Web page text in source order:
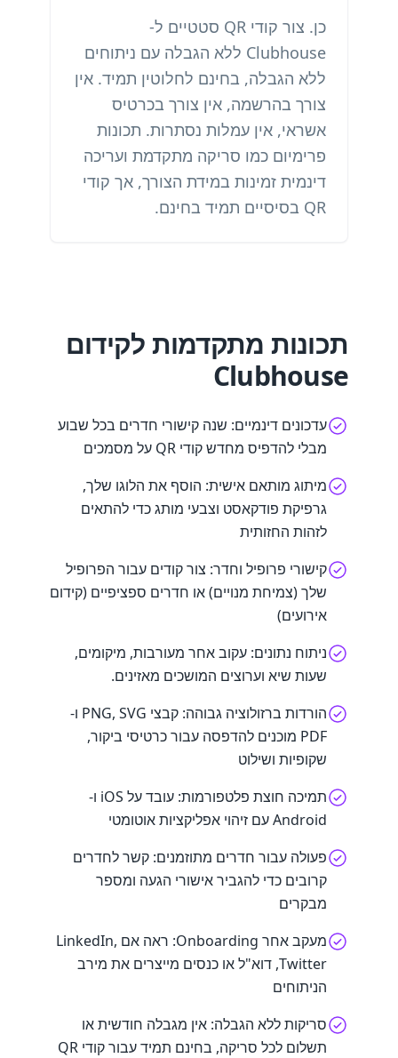
כן. צור קודי QR סטטיים ל-
Clubhouse ללא הגבלה עם ניתוחים
ללא הגבלה, בחינם לחלוטין תמיד. אין
צורך בהרשמה, אין צורך בכרטיס
אשראי, אין עמלות נסתרות. תכונות
פרימיום כמו סריקה מתקדמת ועריכה
דינמית זמינות במידת הצורך, אך קודי
QR בסיסיים תמיד בחינם.
תכונות מתקדמות לקידום
Clubhouse
עדכונים דינמיים: שנה קישורי חדרים בכל שבוע
מבלי להדפיס מחדש קודי QR על מסמכים
מיתוג מותאם אישית: הוסף את הלוגו שלך,
גרפיקת פודקאסט וצבעי מותג כדי להתאים
לזהות החזותית
קישורי פרופיל וחדר: צור קודים עבור הפרופיל
שלך (צמיחת מנויים) או חדרים ספציפיים (קידום
אירועים)
ניתוח נתונים: עקוב אחר מעורבות, מיקומים,
שעות שיא וערוצים המושכים מאזינים.
הורדות ברזולוציה גבוהה: קבצי PNG, SVG ו-
PDF מוכנים להדפסה עבור כרטיסי ביקור,
שקופיות ושילוט
תמיכה חוצת פלטפורמות: עובד על iOS ו-
Android עם זיהוי אפליקציות אוטומטי
פעולה עבור חדרים מתוזמנים: קשר לחדרים
קרובים כדי להגביר אישורי הגעה ומספר
מבקרים
מעקב אחר Onboarding: ראה אם LinkedIn,
Twitter, דוא"ל או כנסים מייצרים את מירב
הניתוחים
סריקות ללא הגבלה: אין מגבלה חודשית או
תשלום לכל סריקה, בחינם תמיד עבור קודי QR